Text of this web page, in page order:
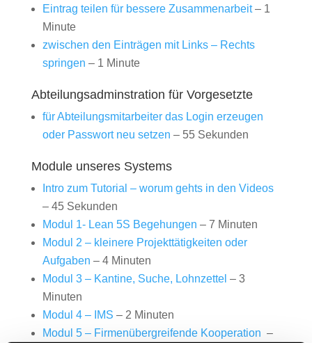
Eintrag teilen für bessere Zusammenarbeit– 1
Minute
zwischen den Einträgen mit Links – Rechts
springen – 1 Minute
Abteilungsadminstration für Vorgesetzte
für Abteilungsmitarbeiter das Login erzeugen
oder Passwort neu setzen – 55 Sekunden
Module unseres Systems
Intro zum Tutorial – worum gehts in den Videos
– 45 Sekunden
Modul 1- Lean 5S Begehungen – 7 Minuten
Modul 2 – kleinere Projekttätigkeiten oder
Aufgaben – 4 Minuten
Modul 3 – Kantine, Suche, Lohnzettel – 3
Minuten
Modul 4 – IMS – 2 Minuten
Modul 5 – Firmenübergreifende Kooperation –